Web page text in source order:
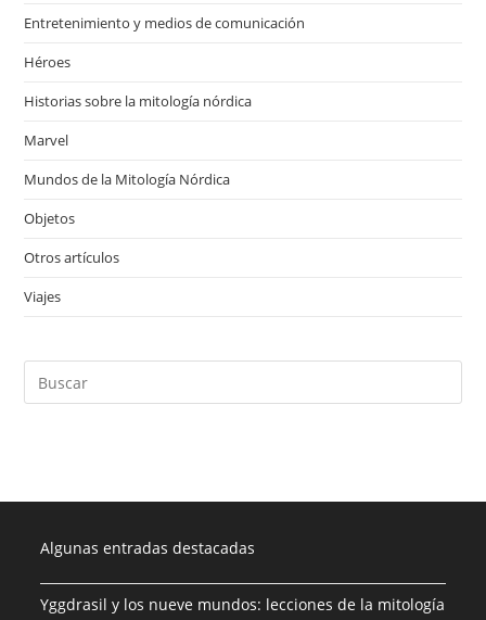
Entretenimiento y medios de comunicación
Héroes
Historias sobre la mitología nórdica
Marvel
Mundos de la Mitología Nórdica
Objetos
Otros artículos
Viajes
Algunas entradas destacadas
Yggdrasil y los nueve mundos: lecciones de la mitología